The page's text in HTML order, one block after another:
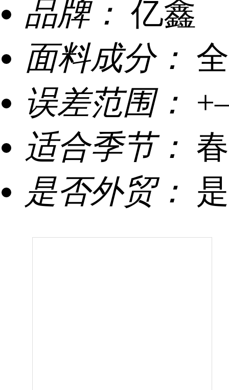
品牌： 亿鑫
面料成分：
误差范围：
适合季节：
是否外贸： 是